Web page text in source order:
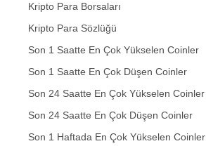
Kripto Para Borsaları
Kripto Para Sözlüğü
Son 1 Saatte En Çok Yükselen Coinler
Son 1 Saatte En Çok Düşen Coinler
Son 24 Saatte En Çok Yükselen Coinler
Son 24 Saatte En Çok Düşen Coinler
Son 1 Haftada En Çok Yükselen Coinler